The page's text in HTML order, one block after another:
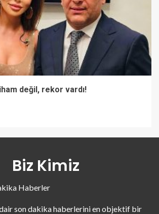
değil, rekor vardı!
Biz Kimiz
Haberler
son dakika haberlerini en objektif bir